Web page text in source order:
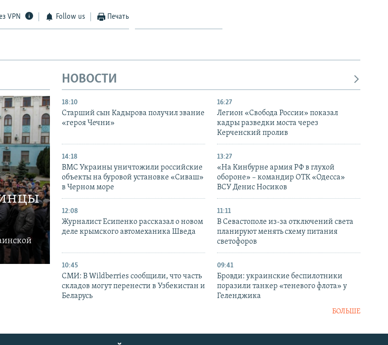
VPN Follow us Печать
НОВОСТИ
18:10
Старший сын Кадырова получил звание
«героя Чечни»
16:27
Легион «Свобода России» показал
кадры разведки моста через
Керченский пролив
14:18
ВМС Украины уничтожили российские
объекты на буровой установке «Сиваш»
в Черном море
13:27
«На Кинбурне армия РФ в глухой
обороне» – командир ОТК «Одесса»
ВСУ Денис Носиков
12:08
Журналист Есипенко рассказал о новом
деле крымского автомеханика Шведа
11:11
В Севастополе из-за отключений света
планируют менять схему питания
светофоров
10:45
СМИ: В Wildberries сообщили, что часть
складов могут перенести в Узбекистан и
Беларусь
09:41
Бровди: украинские беспилотники
поразили танкер «теневого флота» у
Геленджика
БОЛЬШЕ